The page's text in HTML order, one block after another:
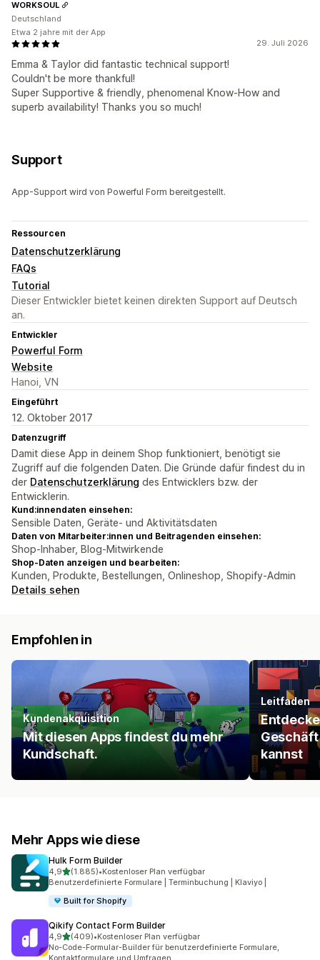
29. Juli 2026
Emma & Taylor did fantastic technical support!
Couldn't be more thankful!
Super Supportive & friendly, phenomenal Know-How and
superb availability! Thanks you so much!
WORKSOUL
Deutschland
Etwa 2 jahre mit der App
Support
App-Support wird von Powerful Form bereitgestellt.
Ressourcen
Datenschutzerklärung
FAQs
Tutorial
Dieser Entwickler bietet keinen direkten Support auf Deutsch
an.
Entwickler
Powerful Form
Website
Hanoi, VN
Eingeführt
12. Oktober 2017
Datenzugriff
Damit diese App in deinem Shop funktioniert, benötigt sie
Zugriff auf die folgenden Daten. Die Gründe dafür findest du in
der Datenschutzerklärung des Entwicklers bzw. der
Entwicklerin.
Kund:innendaten einsehen:
Sensible Daten, Geräte- und Aktivitätsdaten
Daten von Mitarbeiter:innen und Beitragenden einsehen:
Shop-Inhaber, Blog-Mitwirkende
Shop-Daten anzeigen und bearbeiten:
Kunden, Produkte, Bestellungen, Onlineshop, Shopify-Admin
Details sehen
Empfohlen in
Kundenakquisition
Mit diesen Apps findest du mehr
Kundschaft.
Leitfaden
kannst
Mehr Apps wie diese
Hulk Form Builder
4,9von 5 Sternen
(1.885)
1885 Rezensionen insgesamt
•Kostenloser Plan verfügbar
Benutzerdefinierte Formulare | Terminbuchung | Klaviyo |
Built for Shopify
Qikify Contact Form Builder
4,9von 5 Sternen
(409)
409 Rezensionen insgesamt
•Kostenloser Plan verfügbar
No-Code-Formular-Builder für benutzerdefinierte Formulare,